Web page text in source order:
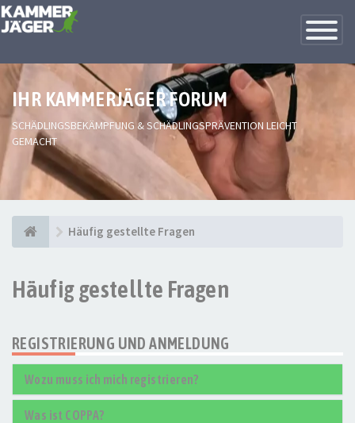
Toggle
IHR KAMMERJÄGER FORUM
SCHÄDLINGSBEKÄMPFUNG & SCHÄDLINGSPRÄVENTION LEICHT
GEMACHT
Häufig gestellte Fragen
Häufig gestellte Fragen
REGISTRIERUNG UND ANMELDUNG
Wozu muss ich mich registrieren?
Was ist COPPA?